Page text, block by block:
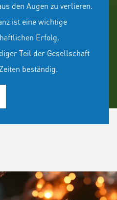
den Augen zu verlieren.
ist eine wichtige
Erfolg.
Teil der Gesellschaft
beständig.